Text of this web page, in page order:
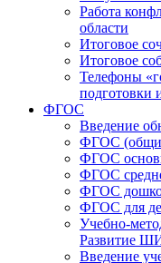
Работа
области
Итоговое
Итоговое
Телефоны
подготовки
ФГОС
Введение
ФГОС
ФГОС
ФГОС
ФГОС
ФГОС для
Учебно-
Развитие
Введение